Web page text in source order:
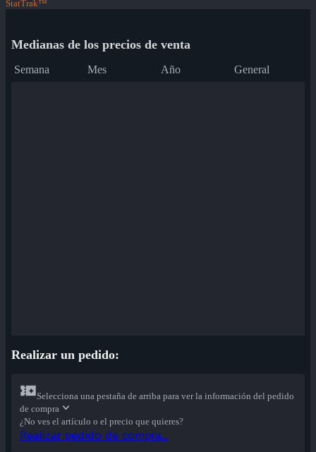
StatTrak™
Medianas de los precios de venta
Semana Mes Año General
Realizar un pedido:
Selecciona una pestaña de arriba para ver la información del pedido
de compra
¿No ves el artículo o el precio que quieres?
Realizar pedido de compra...